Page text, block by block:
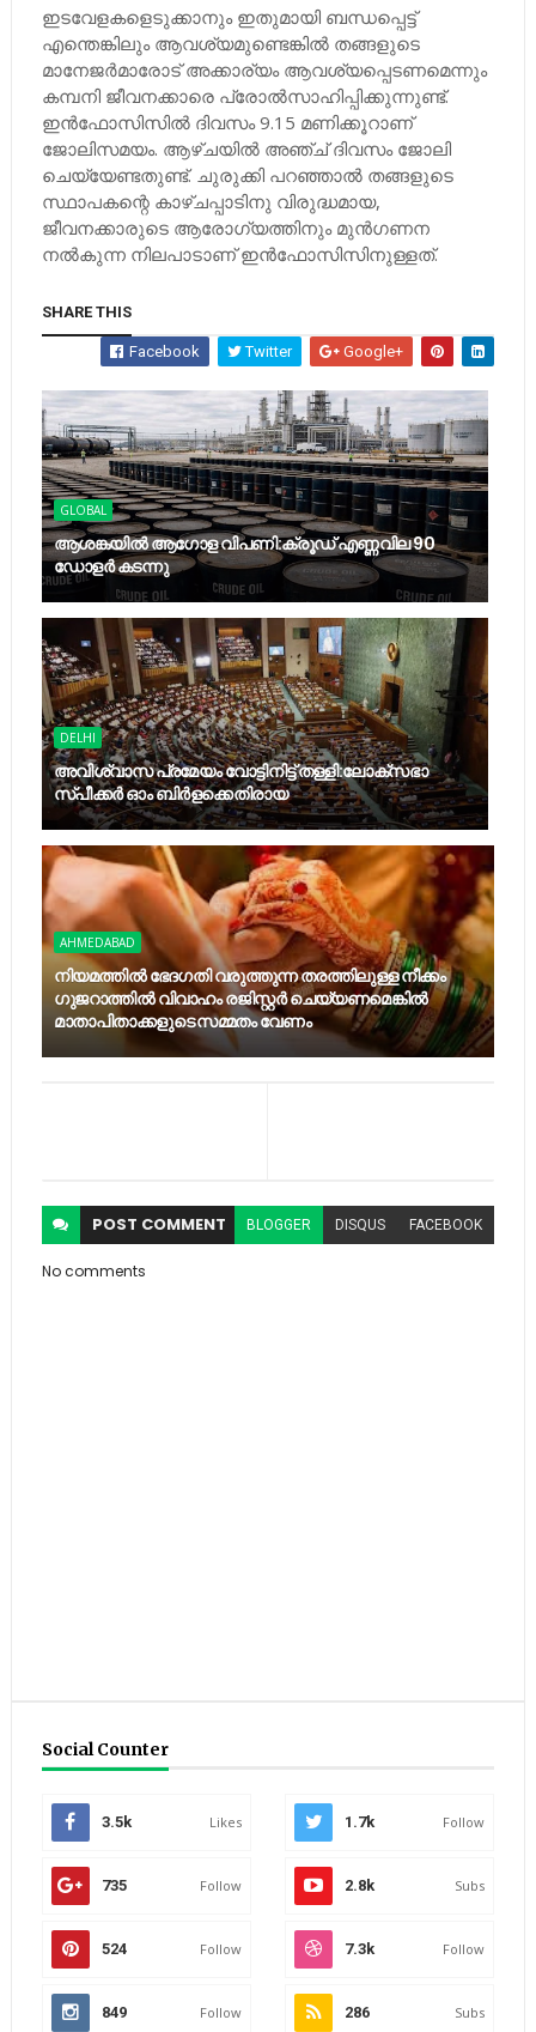
ഇടവേളകളെടുക്കാനും ഇതുമായി ബന്ധപ്പെട്ട്
എന്തെങ്കിലും ആവശ്യമുണ്ടെങ്കിൽ തങ്ങളുടെ
മാനേജർമാരോട് അക്കാര്യം ആവശ്യപ്പെടണമെന്നും
കമ്പനി ജീവനക്കാരെ പ്രോൽസാഹിപ്പിക്കുന്നുണ്ട്.
ഇൻഫോസിസിൽ ദിവസം 9.15 മണിക്കൂറാണ്
ജോലിസമയം. ആഴ്ചയിൽ അഞ്ച് ദിവസം ജോലി
ചെയ്യേണ്ടതുണ്ട്. ചുരുക്കി പറഞ്ഞാൽ തങ്ങളുടെ
സ്ഥാപകന്റെ കാഴ്ചപ്പാടിനു വിരുദ്ധമായ,
ജീവനക്കാരുടെ ആരോഗ്യത്തിനും മുൻഗണന
നൽകുന്ന നിലപാടാണ് ഇൻഫോസിസിനുള്ളത്.
SHARE THIS
Facebook Twitter Google+
GLOBAL
ആശങ്കയിൽ ആഗോള വിപണി:ക്രൂഡ് എണ്ണവില 90
ഡോളർ കടന്നു
DELHI
അവിശ്വാസ പ്രമേയം വോട്ടിനിട്ട് തള്ളി:ലോക്സഭാ
സ്പീക്കർ ഓം ബിർളക്കെതിരായ
AHMEDABAD
നിയമത്തിൽ ഭേദഗതി വരുത്തുന്ന തരത്തിലുള്ള നീക്കം
ഗുജറാത്തിൽ വിവാഹം രജിസ്റ്റർ ചെയ്യണമെങ്കിൽ
മാതാപിതാക്കളുടെ സമ്മതം വേണം
POST COMMENT BLOGGER DISQUS FACEBOOK
No comments
Social Counter
3.5k Likes 1.7k Follow
735 Follow 2.8k Subs
524 Follow 7.3k Follow
849 Follow 286 Subs